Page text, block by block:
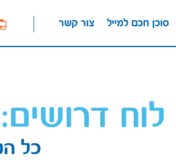
צור קשר סוכן חכם למייל
לוח
כל